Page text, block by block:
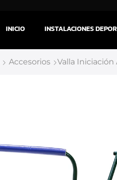
INICIO INSTALACIONES
Accesorios Valla